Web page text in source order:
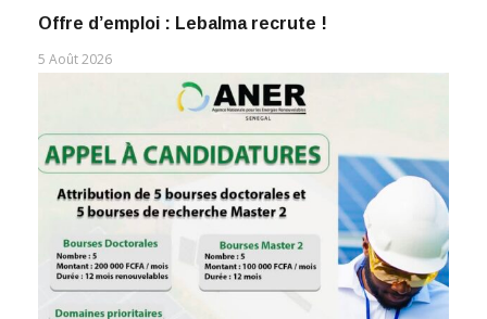
Offre d’emploi : Lebalma recrute !
5 Août 2026